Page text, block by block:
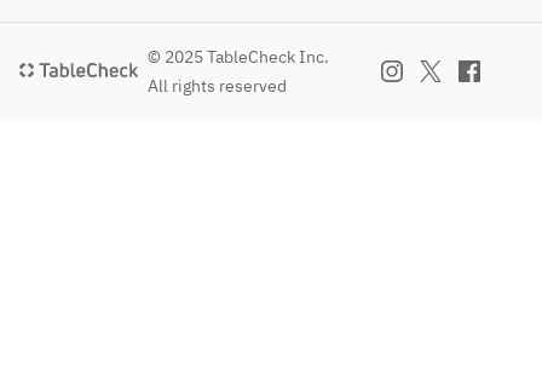
© 2025 TableCheck Inc.
All rights reserved